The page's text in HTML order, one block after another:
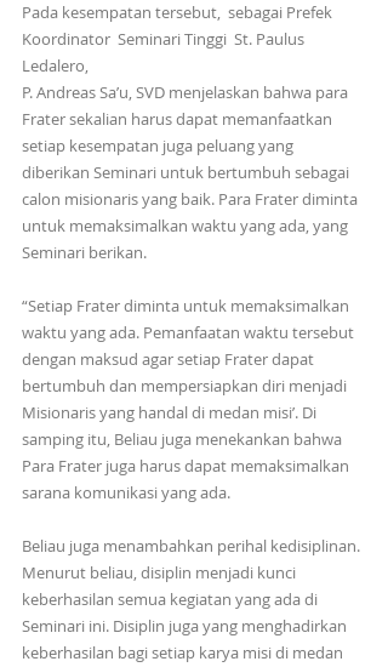
Pada kesempatan tersebut,  sebagai Prefek
Koordinator  Seminari Tinggi  St. Paulus
Ledalero,
P. Andreas Sa’u, SVD menjelaskan bahwa para
Frater sekalian harus dapat memanfaatkan
setiap kesempatan juga peluang yang
diberikan Seminari untuk bertumbuh sebagai
calon misionaris yang baik. Para Frater diminta
untuk memaksimalkan waktu yang ada, yang
Seminari berikan.
“Setiap Frater diminta untuk memaksimalkan
waktu yang ada. Pemanfaatan waktu tersebut
dengan maksud agar setiap Frater dapat
bertumbuh dan mempersiapkan diri menjadi
Misionaris yang handal di medan misi’. Di
samping itu, Beliau juga menekankan bahwa
Para Frater juga harus dapat memaksimalkan
sarana komunikasi yang ada.
Beliau juga menambahkan perihal kedisiplinan.
Menurut beliau, disiplin menjadi kunci
keberhasilan semua kegiatan yang ada di
Seminari ini. Disiplin juga yang menghadirkan
keberhasilan bagi setiap karya misi di medan